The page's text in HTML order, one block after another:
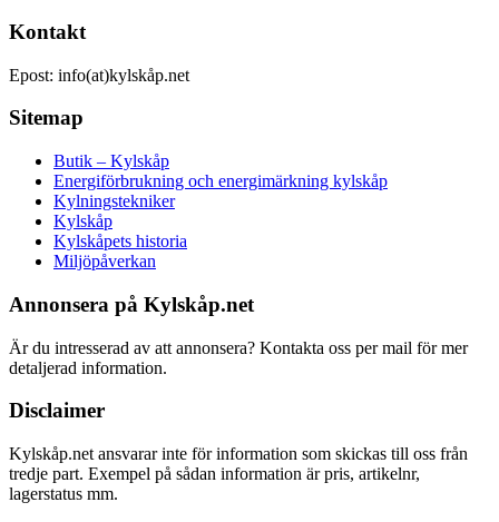
Kontakt
Epost: info(at)kylskåp.net
Sitemap
Butik – Kylskåp
Energiförbrukning och energimärkning kylskåp
Kylningstekniker
Kylskåp
Kylskåpets historia
Miljöpåverkan
Annonsera på Kylskåp.net
Är du intresserad av att annonsera? Kontakta oss per mail för mer
detaljerad information.
Disclaimer
Kylskåp.net ansvarar inte för information som skickas till oss från
tredje part. Exempel på sådan information är pris, artikelnr,
lagerstatus mm.